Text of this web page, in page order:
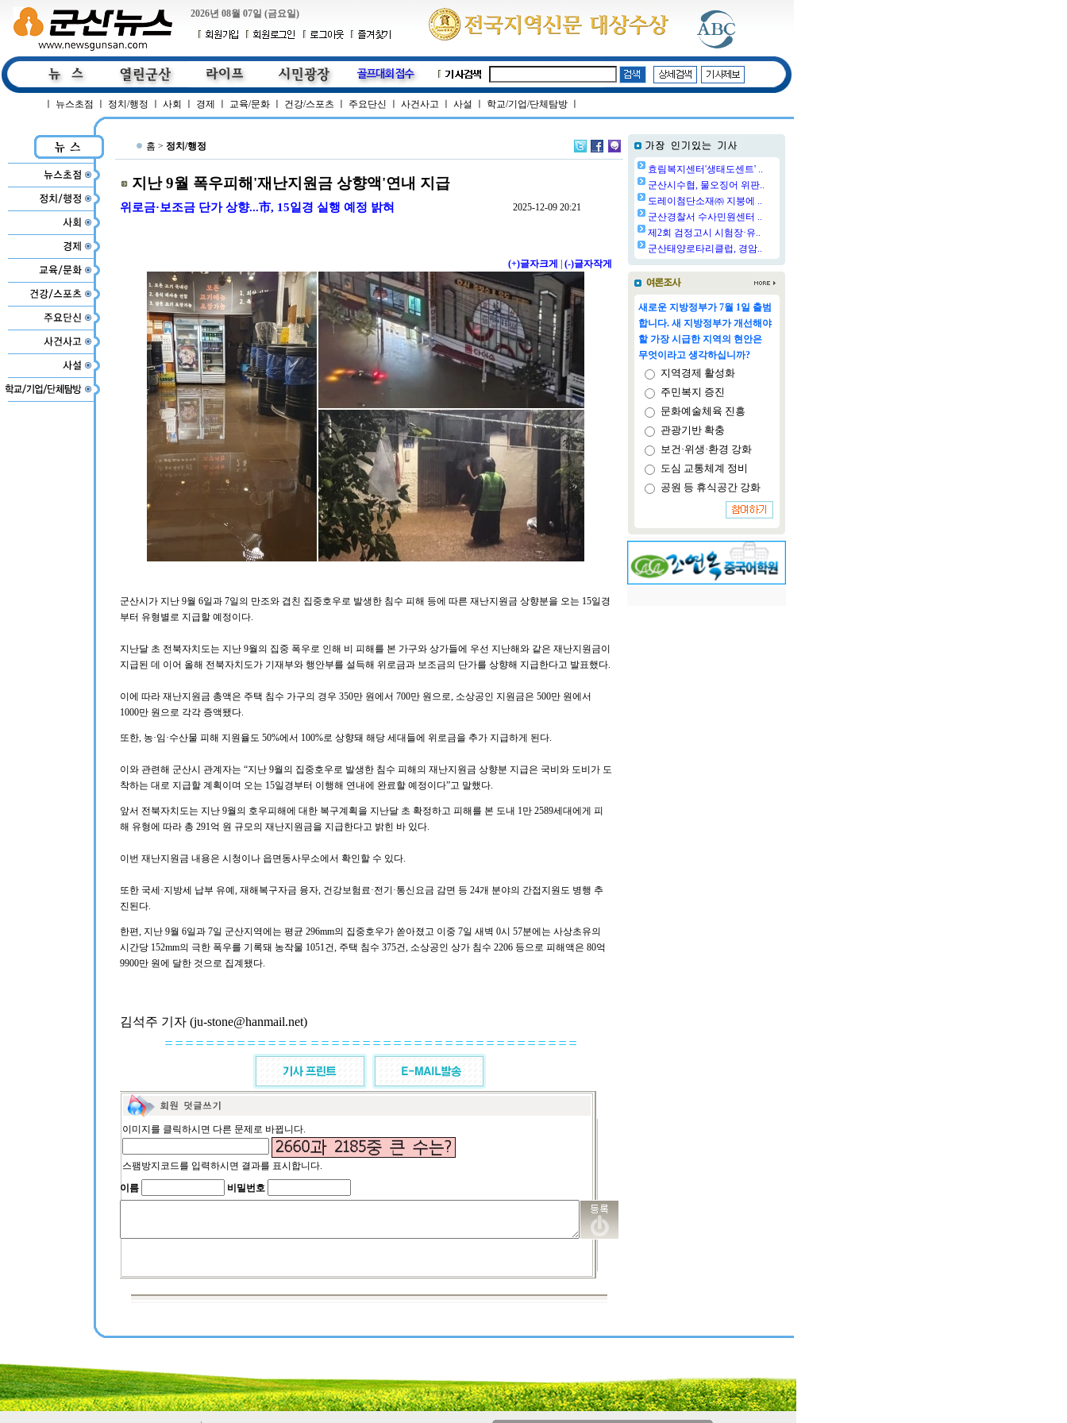
2026년 08월 07일 (금요일)
뉴스초점 정치/행정 사회 경제 교육/문화 건강/스포츠 주요단신 사건사고 사설 학교/기업/단체탐방
홈 > 정치/행정
지난 9월 폭우피해'재난지원금 상향액'연내 지급
위로금·보조금 단가 상향...市, 15일경 실행 예정 밝혀 2025-12-09 20:21
(+)글자크게 (-)글자작게
군산시가 지난 9월 6일과 7일의 만조와 겹친 집중호우로 발생한 침수 피해 등에 따른 재난지원금 상향분을 오는 15일경
부터 유형별로 지급할 예정이다.
지난달 초 전북자치도는 지난 9월의 집중 폭우로 인해 비 피해를 본 가구와 상가들에 우선 지난해와 같은 재난지원금이
지급된 데 이어 올해 전북자치도가 기재부와 행안부를 설득해 위로금과 보조금의 단가를 상향해 지급한다고 발표했다.
이에 따라 재난지원금 총액은 주택 침수 가구의 경우 350만 원에서 700만 원으로, 소상공인 지원금은 500만 원에서
1000만 원으로 각각 증액됐다.
또한, 농·임·수산물 피해 지원율도 50%에서 100%로 상향돼 해당 세대들에 위로금을 추가 지급하게 된다.
이와 관련해 군산시 관계자는 “지난 9월의 집중호우로 발생한 침수 피해의 재난지원금 상향분 지급은 국비와 도비가 도
착하는 대로 지급할 계획이며 오는 15일경부터 이행해 연내에 완료할 예정이다”고 말했다.
앞서 전북자치도는 지난 9월의 호우피해에 대한 복구계획을 지난달 초 확정하고 피해를 본 도내 1만 2589세대에게 피
해 유형에 따라 총 291억 원 규모의 재난지원금을 지급한다고 밝힌 바 있다.
이번 재난지원금 내용은 시청이나 읍면동사무소에서 확인할 수 있다.
또한 국세·지방세 납부 유예, 재해복구자금 융자, 건강보험료·전기·통신요금 감면 등 24개 분야의 간접지원도 병행 추
진된다.
한편, 지난 9월 6일과 7일 군산지역에는 평균 296mm의 집중호우가 쏟아졌고 이중 7일 새벽 0시 57분에는 사상초유의
시간당 152mm의 극한 폭우를 기록돼 농작물 1051건, 주택 침수 375건, 소상공인 상가 침수 2206 등으로 피해액은 80억
9900만 원에 달한 것으로 집계됐다.
김석주 기자 (ju-stone@hanmail.net)
이미지를 클릭하시면 다른 문제로 바뀝니다.
스팸방지코드를 입력하시면 결과를 표시합니다.
이름
비밀번호
효림복지센터'생태도센트' ..
군산시수협, 물오징어 위판..
도레이첨단소재㈜ 지붕에 ..
군산경찰서 수사민원센터 ..
제2회 검정고시 시험장·유..
군산태양로타리클럽, 경암..
새로운 지방정부가 7월 1일 출범
합니다. 새 지방정부가 개선해야
할 가장 시급한 지역의 현안은
무엇이라고 생각하십니까?
지역경제 활성화
주민복지 증진
문화예술체육 진흥
관광기반 확충
보건·위생·환경 강화
도심 교통체계 정비
공원 등 휴식공간 강화